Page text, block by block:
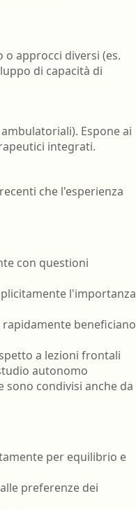
approcci diversi (es.
di capacità di
Espone ai
integrati.
che l'esperienza
con questioni
l'importanza
beneficiano
a lezioni frontali
autonomo
condivisi anche da
per equilibrio e
preferenze dei